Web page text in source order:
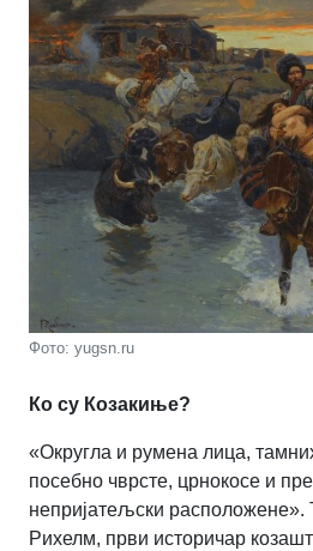
Фото: yugsn.ru
Ко су Козакиње?
«Округла и румена лица,
посебно чврсте, црнокосе и
непријатељски расположене».
Рихелм, први историчар